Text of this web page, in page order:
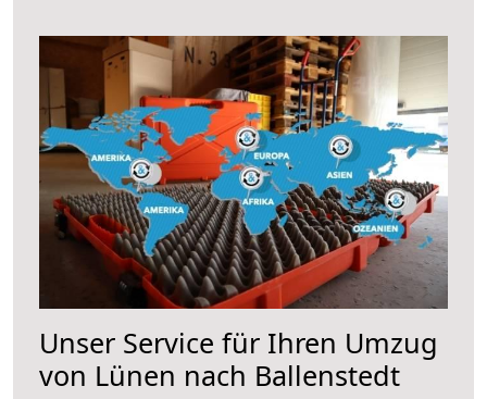
Unser Service für Ihren Umzug
von Lünen nach Ballenstedt